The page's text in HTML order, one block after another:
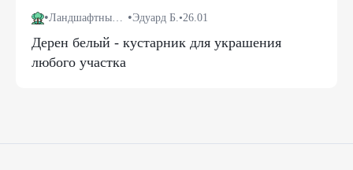
• Ландшафтный дизайн •Эдуард Б.•26.01
Дерен белый - кустарник для украшения
любого участка